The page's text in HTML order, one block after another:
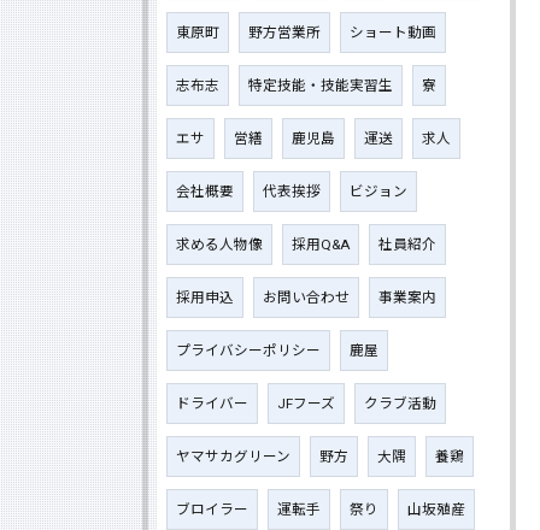
東原町 野方営業所 ショート動画
志布志 特定技能・技能実習生 寮
エサ 営繕 鹿児島 運送 求人
会社概要 代表挨拶 ビジョン
求める人物像 採用Q&A 社員紹介
採用申込 お問い合わせ 事業案内
プライバシーポリシー 鹿屋
ドライバー JFフーズ クラブ活動
ヤマサカグリーン 野方 大隅 養鶏
ブロイラー 運転手 祭り 山坂殖産